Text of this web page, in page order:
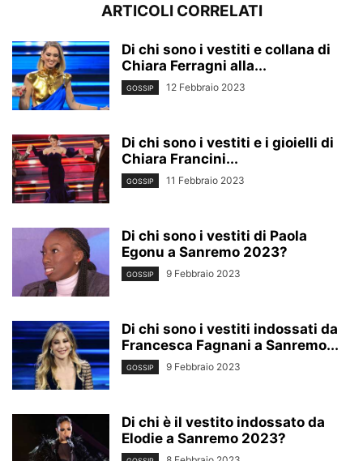
ARTICOLI CORRELATI
Di chi sono i vestiti e collana di
Chiara Ferragni alla...
GOSSIP 12 Febbraio 2023
Di chi sono i vestiti e i gioielli di
Chiara Francini...
GOSSIP 11 Febbraio 2023
Di chi sono i vestiti di Paola
Egonu a Sanremo 2023?
GOSSIP 9 Febbraio 2023
Di chi sono i vestiti indossati da
Francesca Fagnani a Sanremo...
GOSSIP 9 Febbraio 2023
Di chi è il vestito indossato da
Elodie a Sanremo 2023?